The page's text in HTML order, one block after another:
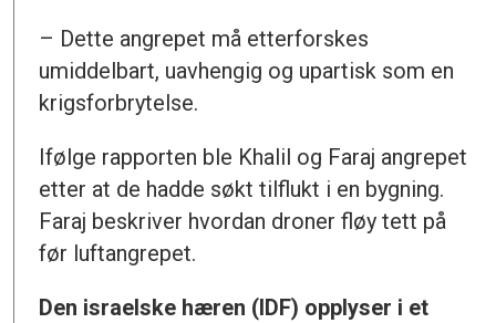
– Dette angrepet må etterforskes
umiddelbart, uavhengig og upartisk som en
krigsforbrytelse.
Ifølge rapporten ble Khalil og Faraj angrepet
etter at de hadde søkt tilflukt i en bygning.
Faraj beskriver hvordan droner fløy tett på
før luftangrepet.
Den israelske hæren (IDF) opplyser i et